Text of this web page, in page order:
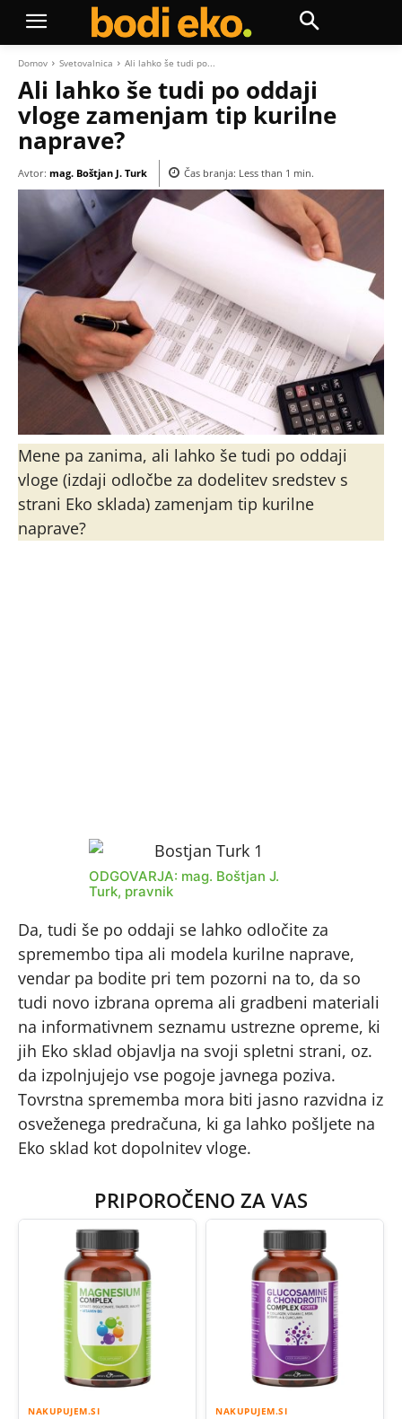
Domov Svetovalnica Ali lahko še tudi po...
Ali lahko še tudi po oddaji
vloge zamenjam tip kurilne
naprave?
Avtor: mag. Boštjan J. Turk Čas branja: Less than 1 min.
Mene pa zanima, ali lahko še tudi po oddaji
vloge (izdaji odločbe za dodelitev sredstev s
strani Eko sklada) zamenjam tip kurilne
naprave?
ODGOVARJA: mag. Boštjan J.
Turk, pravnik
Da, tudi še po oddaji se lahko odločite za
spremembo tipa ali modela kurilne naprave,
vendar pa bodite pri tem pozorni na to, da so
tudi novo izbrana oprema ali gradbeni materiali
na informativnem seznamu ustrezne opreme, ki
jih Eko sklad objavlja na svoji spletni strani, oz.
da izpolnjujejo vse pogoje javnega poziva.
Tovrstna sprememba mora biti jasno razvidna iz
osveženega predračuna, ki ga lahko pošljete na
Eko sklad kot dopolnitev vloge.
PRIPOROČENO ZA VAS
NAKUPUJEM.SI NAKUPUJEM.SI